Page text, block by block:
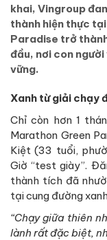
khai, Vingroup
thành hiện thực
Paradise trở
đầu, nơi con
vững.
Xanh từ giải chạy
Chỉ còn hơn 1
Marathon Green
Kiệt (33 tuổi,
Giờ “test giày”.
thành tích đã
tại cung đường
“Chạy giữa thiên
lành rất đặc biệt,